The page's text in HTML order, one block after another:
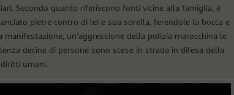
Secondo quanto riferiscono fonti vicine alla famiglia, è
pietre contro di lei e sua sorella, ferendole la bocca e
un’aggressione della polizia marocchina le
decine di persone sono scese in strada in difesa della
umani.